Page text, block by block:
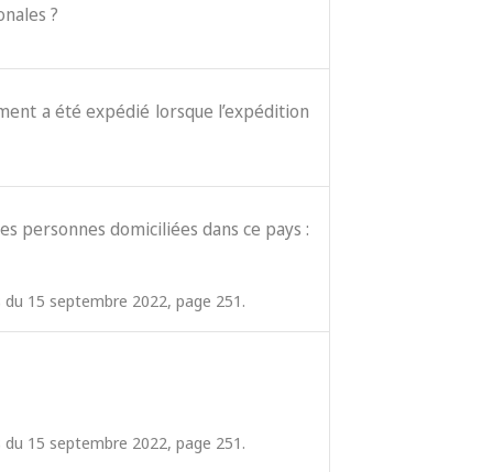
?
a été expédié lorsque l’expédition
personnes domiciliées dans ce pays :
15 septembre 2022, page 251.
15 septembre 2022, page 251.